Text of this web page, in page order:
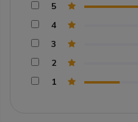
5
4
3
2
1